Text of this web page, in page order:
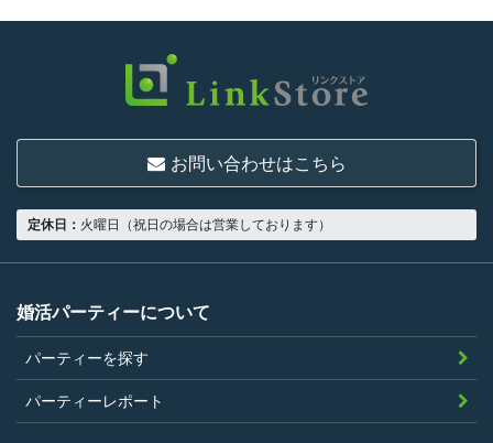
いものとします。
18歳以上の独身者であること
男性は収入があること
当社の指定する環境でサービスを利用で
当社が企画するパーティープランに設定
されている年齢条件にあてはまっている
こと。
参加条件があり証明書が必要なパーティ
ーは、その条件にあてはまっており且つ
お問い合わせはこちら
定休日： 火曜日（祝日の場合は営業しております）
婚活パーティーについて
パーティーを探す
パーティーレポート